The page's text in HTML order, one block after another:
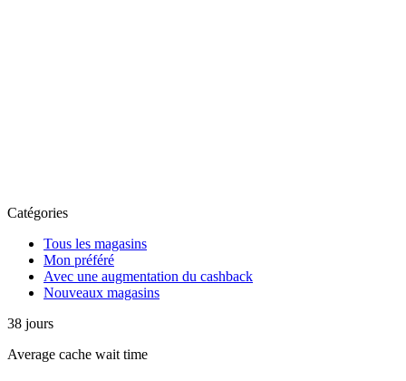
Catégories
Tous les magasins
Mon préféré
Avec une augmentation du cashback
Nouveaux magasins
38 jours
Average cache wait time